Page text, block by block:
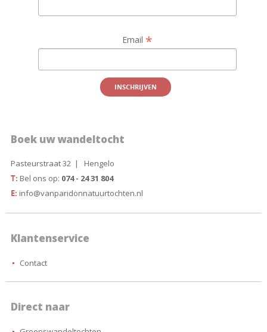
Email *
Boek uw wandeltocht
Pasteurstraat 32 | Hengelo
T: Bel ons op: 074 - 24 31 804
E: info@vanparidonnatuurtochten.nl
Klantenservice
Contact
Direct naar